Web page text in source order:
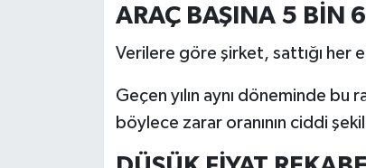
ARAÇ BAŞINA 5 BİN
Verilere göre şirket, sattığı her
Geçen yılın aynı döneminde bu
böylece zarar oranının ciddi